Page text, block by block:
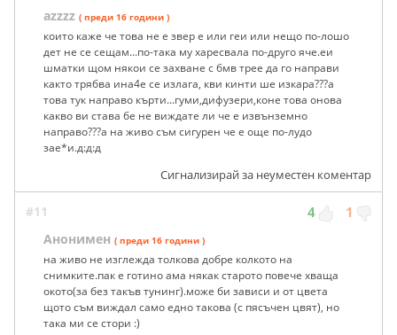
azzzz ( преди 16 години )
които каже че това не е звер е или геи или нещо по-лошо
дет не се сещам...по-така му харесвала по-друго яче.еи
шматки щом някои се захване с бмв трее да го направи
както трябва ина4е се излага, кви кинти ше изкара???а
това тук направо кърти...гуми,дифузери,коне това онова
какво ви става бе не виждате ли че е извънземно
направо???а на живо съм сигурен че е още по-лудо
зае*и.д:д:д
Сигнализирай за неуместен коментар
#11 4 1
Анонимен ( преди 16 години )
на живо не изглежда толкова добре колкото на
снимките.пак е готино ама някак старото повече хваща
окото(за без такъв тунинг).може би зависи и от цвета
щото съм виждал само едно такова (с пясъчен цвят), но
така ми се стори :)